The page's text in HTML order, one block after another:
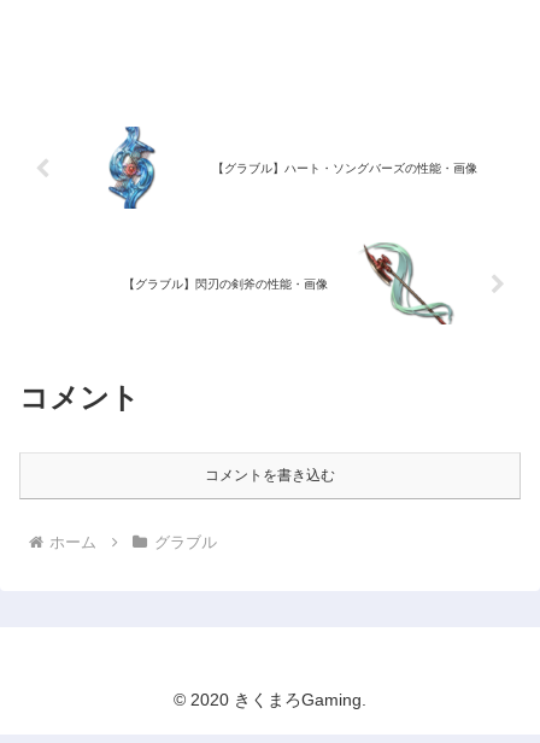
【グラブル】ハート・ソングバーズの性能・画像
【グラブル】閃刃の剣斧の性能・画像
コメント
コメントを書き込む
ホーム グラブル
© 2020 きくまろGaming.